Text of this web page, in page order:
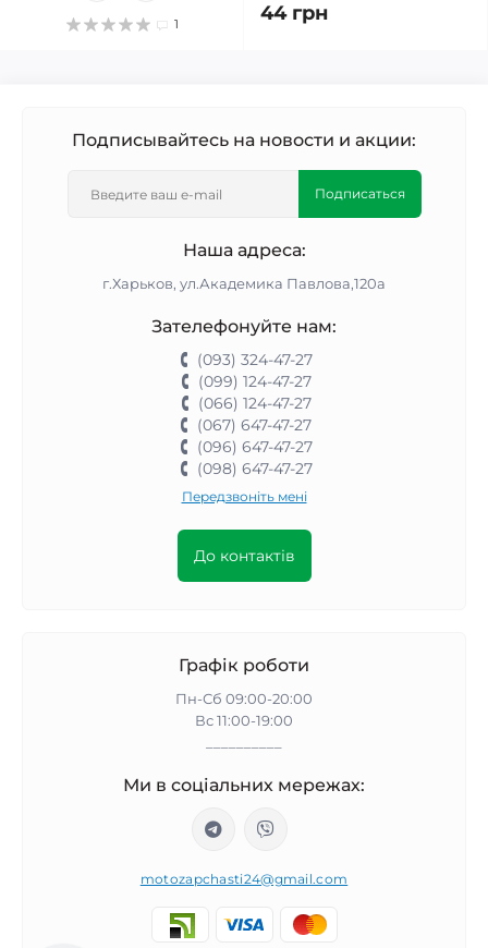
1 44 грн
Подписывайтесь на новости и акции:
Подписаться
Наша адреса:
г.Харьков, ул.Академика Павлова,120а
Зателефонуйте нам:
(093) 324-47-27
(099) 124-47-27
(066) 124-47-27
(067) 647-47-27
(096) 647-47-27
(098) 647-47-27
Передзвоніть мені
До контактів
Графік роботи
Пн-Сб 09:00-20:00
Вс 11:00-19:00
Ми в соціальних мережах:
motozapchasti24@gmail.com